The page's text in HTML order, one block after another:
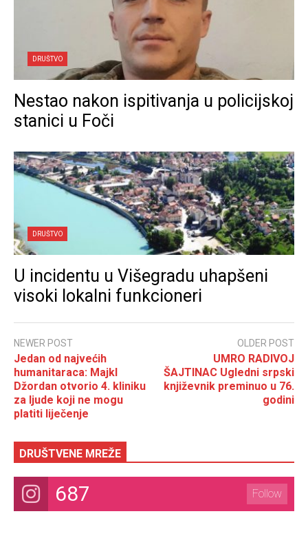
DRUŠTVO
Nestao nakon ispitivanja u policijskoj
stanici u Foči
DRUŠTVO
U incidentu u Višegradu uhapšeni
visoki lokalni funkcioneri
NEWER POST
Jedan od najvećih
humanitaraca: Majkl
Džordan otvorio 4. kliniku
za ljude koji ne mogu
platiti liječenje
OLDER POST
UMRO RADIVOJ
ŠAJTINAC Ugledni srpski
književnik preminuo u 76.
godini
DRUŠTVENE MREŽE
687 Follow